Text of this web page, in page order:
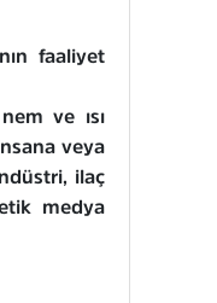
faaliyet
ve ısı
veya
ilaç
medya